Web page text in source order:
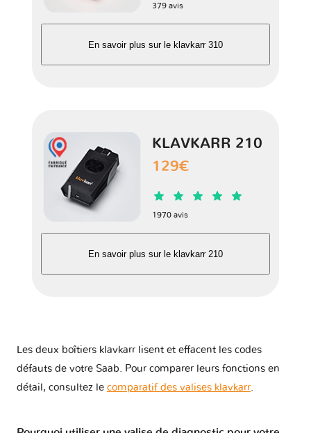
379 avis
En savoir plus sur le klavkarr 310
KLAVKARR 210
129€
1970 avis
En savoir plus sur le klavkarr 210
Les deux boîtiers klavkarr lisent et effacent les codes
défauts de votre Saab. Pour comparer leurs fonctions en
détail, consultez le comparatif des valises klavkarr.